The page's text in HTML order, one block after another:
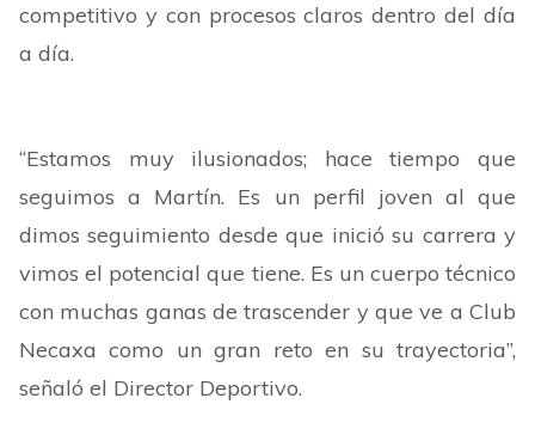
competitivo y con procesos claros dentro del día
a día.
“Estamos muy ilusionados; hace tiempo que
seguimos a Martín. Es un perfil joven al que
dimos seguimiento desde que inició su carrera y
vimos el potencial que tiene. Es un cuerpo técnico
con muchas ganas de trascender y que ve a Club
Necaxa como un gran reto en su trayectoria”,
señaló el Director Deportivo.